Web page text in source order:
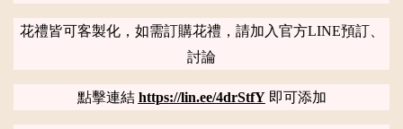
花禮皆可客製化，如需訂購花禮，請加入官方LINE預訂、
討論
點擊連結 https://lin.ee/4drStfY即可添加